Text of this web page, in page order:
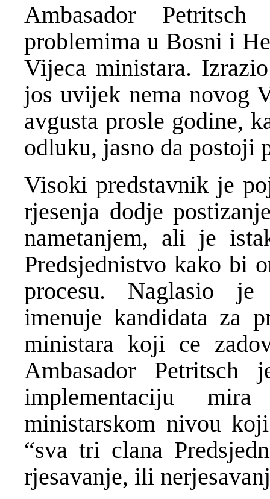
Ambasador
problemima u Bosni i
Vijeca ministara.
jos uvijek nema novog
avgusta prosle godine,
odluku, jasno da postoji
Visoki predstavnik je
rjesenja dodje
nametanjem, ali je
Predsjednistvo kako bi
procesu. Naglasio je
imenuje kandidata za
ministara koji ce
Ambasador
implementaciju
ministarskom nivou
“sva tri clana
rjesavanje, ili